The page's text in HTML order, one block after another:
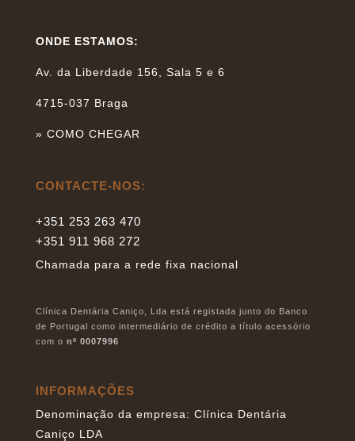
ONDE ESTAMOS:
Av. da Liberdade 156, Sala 5 e 6
4715-037 Braga
» COMO CHEGAR
CONTACTE-NOS:
+351 253 263 470
+351 911 968 272
Chamada para a rede fixa nacional
Clínica Dentária Caniço, Lda está registada junto do Banco
de Portugal como intermediário de crédito a título acessório
com o nº 0007996
INFORMAÇÕES
Denominação da empresa: Clínica Dentária
Caniço LDA